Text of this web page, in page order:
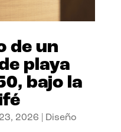
de un
playa
bajo la
2026 Diseño